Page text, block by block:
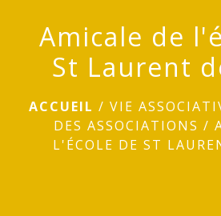
Amicale de
St Laurent
ACCUEIL / VIE
DES ASSOCIATIONS /
L'ÉCOLE DE ST